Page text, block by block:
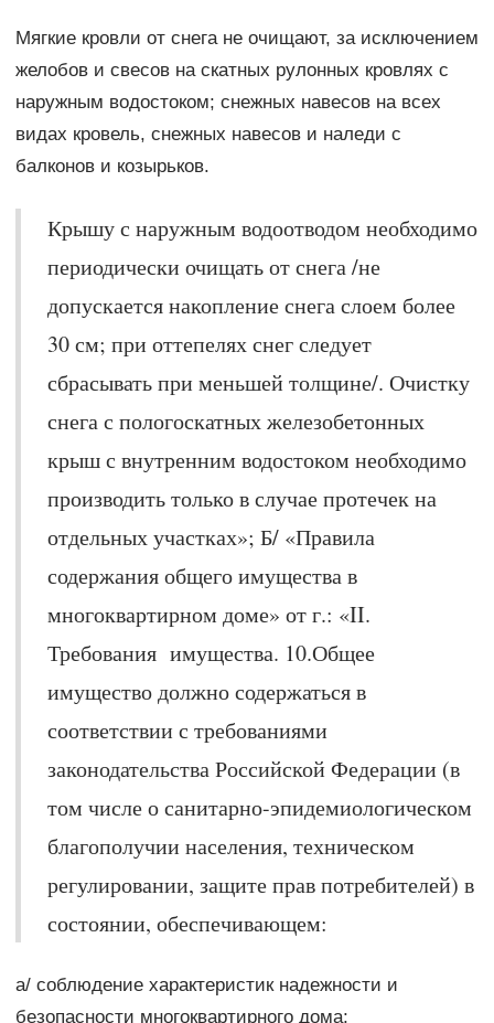
Мягкие кровли от снега не очищают, за исключением
желобов и свесов на скатных рулонных кровлях с
наружным водостоком; снежных навесов на всех
видах кровель, снежных навесов и наледи с
балконов и козырьков.
Крышу с наружным водоотводом необходимо
периодически очищать от снега /не
допускается накопление снега слоем более
30 см; при оттепелях снег следует
сбрасывать при меньшей толщине/. Очистку
снега с пологоскатных железобетонных
крыш с внутренним водостоком необходимо
производить только в случае протечек на
отдельных участках»; Б/ «Правила
содержания общего имущества в
многоквартирном доме» от г.: «II.
Требования имущества. 10.Общее
имущество должно содержаться в
соответствии с требованиями
законодательства Российской Федерации (в
том числе о санитарно-эпидемиологическом
благополучии населения, техническом
регулировании, защите прав потребителей) в
состоянии, обеспечивающем:
а/ соблюдение характеристик надежности и
безопасности многоквартирного дома;